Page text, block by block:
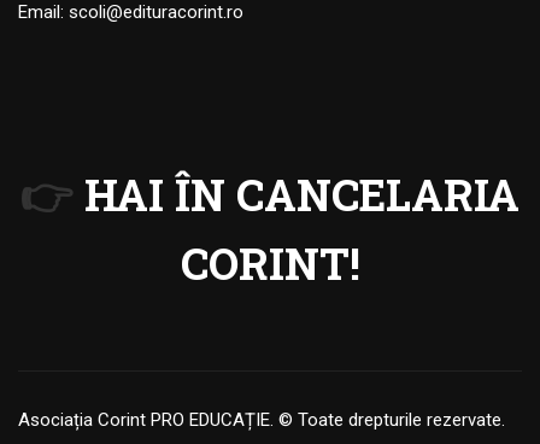
Email: scoli@edituracorint.ro
👉 HAI ÎN CANCELARIA
CORINT!
Asociația Corint PRO EDUCAȚIE. © Toate drepturile rezervate.